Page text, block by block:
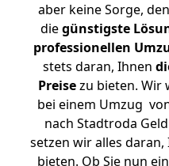
aber keine Sorge,
diegünstigste
professionellen
stets daran, Ihnen
Preisezu bieten. Wir
bei einem Umzug
nach Stadtroda
setzen wir alles
bieten. Ob Sie nun